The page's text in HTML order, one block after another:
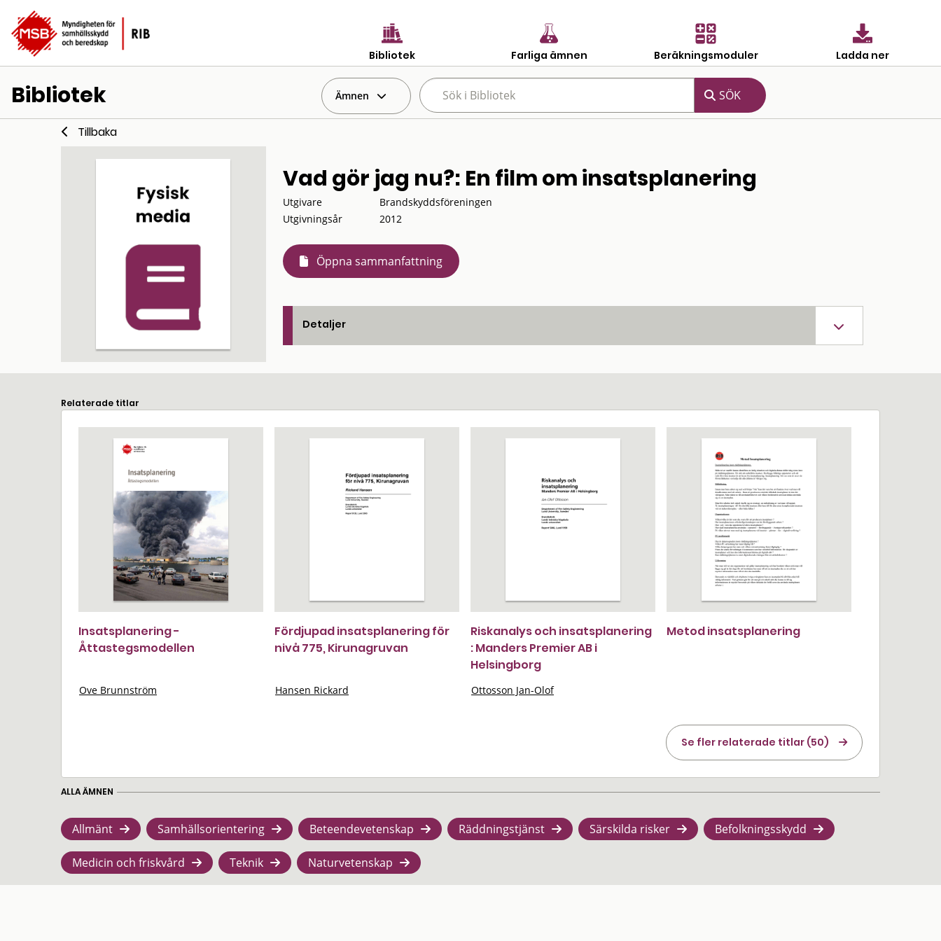
Bibliotek Farliga ämnen Beräkningsmoduler Ladda ner
Bibliotek Ämnen
Tillbaka
Vad gör jag nu?: En film om insatsplanering
Utgivare
Brandskyddsföreningen
Utgivningsår
2012
Öppna sammanfattning
Detaljer
Relaterade titlar
Insatsplanering -
Åttastegsmodellen
Ove Brunnström
Fördjupad insatsplanering för
nivå 775, Kirunagruvan
Hansen Rickard
Riskanalys och insatsplanering
: Manders Premier AB i
Helsingborg
Ottosson Jan-Olof
Metod insatsplanering
Se fler relaterade titlar (50)
ALLA ÄMNEN
Allmänt Samhällsorientering Beteendevetenskap Räddningstjänst Särskilda risker Befolkningsskydd
Medicin och friskvård Teknik Naturvetenskap